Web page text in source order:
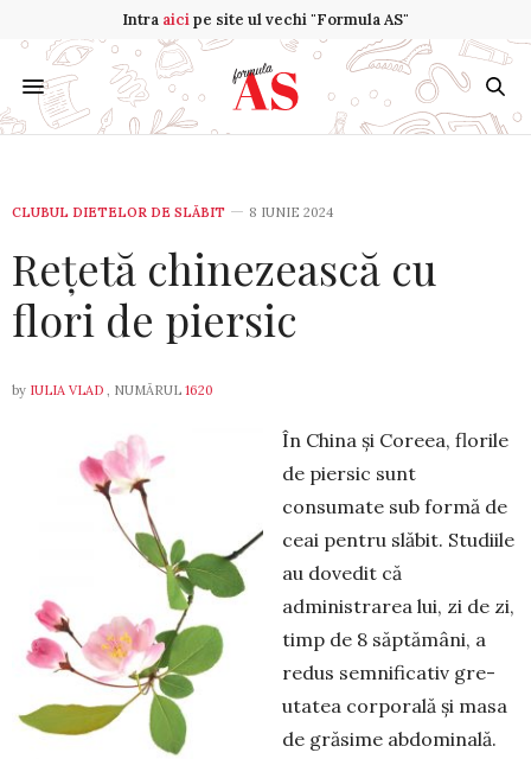
Intra aicipe site ul vechi "Formula AS"
CLUBUL DIETELOR DE SLĂBIT 8 IUNIE 2024
Rețetă chinezească cu
flori de piersic
by IULIA VLAD , NUMĂRUL 1620
În China și Coreea, florile
de pier­sic sunt
consumate sub formă de
ceai pentru slăbit. Studiile
au dovedit că
administrarea lui, zi de zi,
timp de 8 săptămâni, a
redus semnificativ gre­
utatea corporală și masa
de gră­sime abdominală.